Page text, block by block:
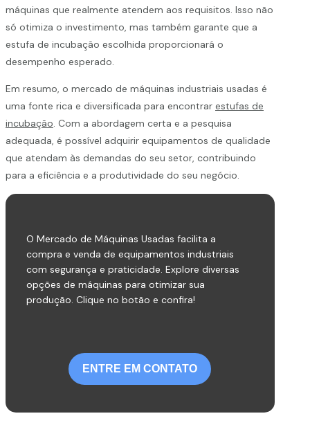
máquinas que realmente atendem aos requisitos. Isso não
só otimiza o investimento, mas também garante que a
estufa de incubação escolhida proporcionará o
desempenho esperado.
Em resumo, o mercado de máquinas industriais usadas é
uma fonte rica e diversificada para encontrar estufas de
incubação. Com a abordagem certa e a pesquisa
adequada, é possível adquirir equipamentos de qualidade
que atendam às demandas do seu setor, contribuindo
para a eficiência e a produtividade do seu negócio.
O Mercado de Máquinas Usadas facilita a
compra e venda de equipamentos industriais
com segurança e praticidade. Explore diversas
opções de máquinas para otimizar sua
produção. Clique no botão e confira!
ENTRE EM CONTATO